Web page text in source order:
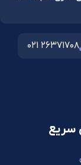
021 26371708
سریع